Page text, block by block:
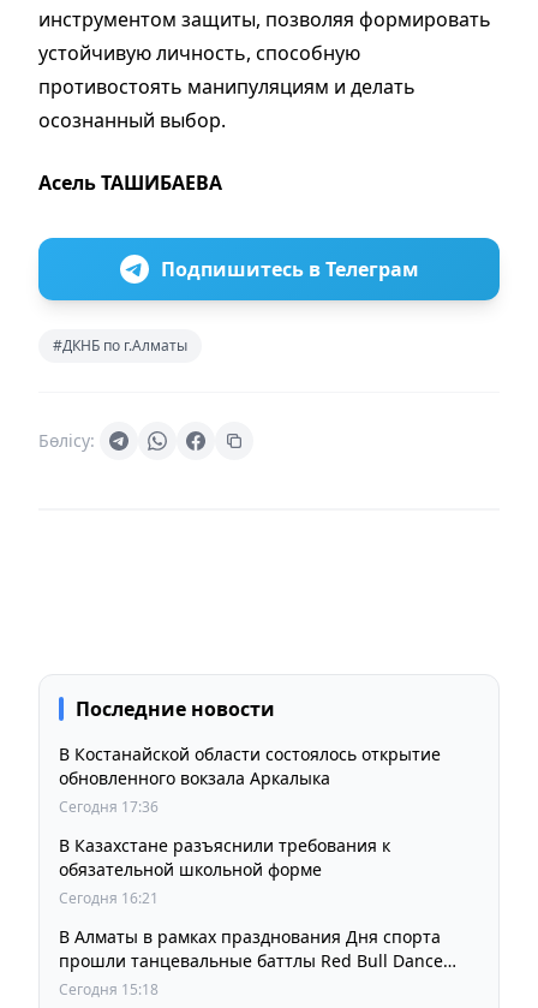
инструментом защиты, позволяя формировать
устойчивую личность, способную
противостоять манипуляциям и делать
осознанный выбор.
Асель ТАШИБАЕВА
Подпишитесь в Телеграм
#ДКНБ по г.Алматы
Бөлісу:
Последние новости
В Костанайской области состоялось открытие
обновленного вокзала Аркалыка
Сегодня 17:36
В Казахстане разъяснили требования к
обязательной школьной форме
Сегодня 16:21
В Алматы в рамках празднования Дня спорта
прошли танцевальные баттлы Red Bull Dance
Your Style
Сегодня 15:18